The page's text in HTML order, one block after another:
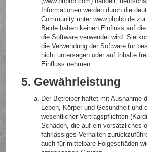
Informationen werden durch die
Community unter www.phpbb.de
Beide haben keinen Einfluss auf
die Software verwendet wird. Sie
die Verwendung der Software für
nicht untersagen oder auf Inhalte
Einfluss nehmen.
5. Gewährleistung
Der Betreiber haftet mit Ausnahme
Leben, Körper und Gesundheit und
wesentlicher Vertragspflichten
Schäden, die auf ein vorsätzliches
fahrlässiges Verhalten
auch für mittelbare Folgeschäden